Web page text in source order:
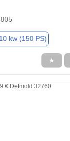
kw (150 PS)
★